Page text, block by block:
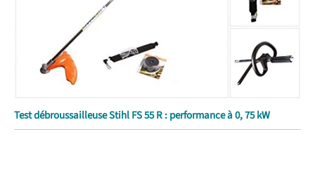
Test débroussailleuse Stihl FS 55 R : performance à 0, 75 kW